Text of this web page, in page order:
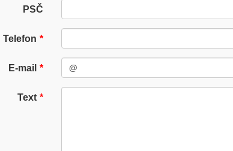
PSČ
Telefon
E-mail
Text